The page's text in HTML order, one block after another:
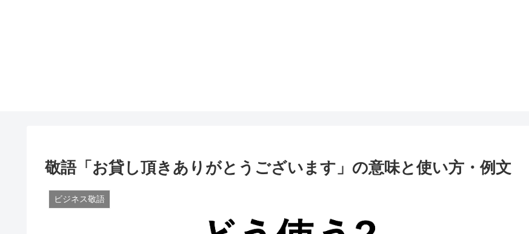
敬語「お貸し頂きありがとうございます」の意味と使い方・例文
ビジネス敬語